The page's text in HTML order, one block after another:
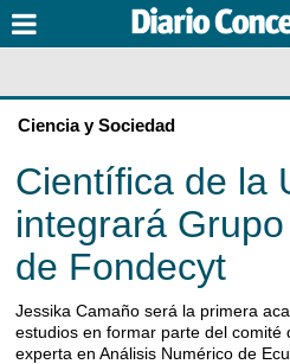
Ciencia y Sociedad
Científica de la
integrará
de Fondecyt
Jessika Camaño será la primera
estudios en formar parte del comité
experta en Análisis Numérico de